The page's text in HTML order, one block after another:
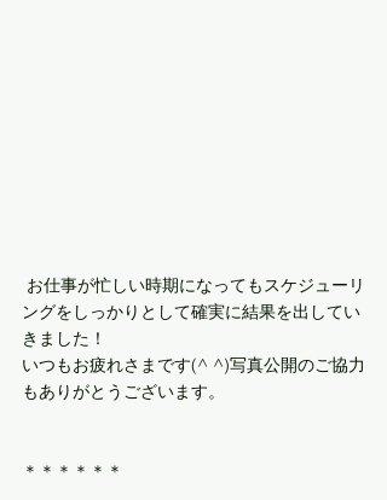
ングをしっかりとして確実に結果を出してい
きました！
いつもお疲れさまです(^ ^)写真公開のご協力
もありがとうございます。
＊＊＊＊＊＊